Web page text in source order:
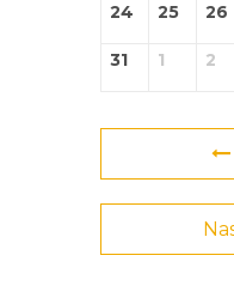
24 25 26
31 1 2